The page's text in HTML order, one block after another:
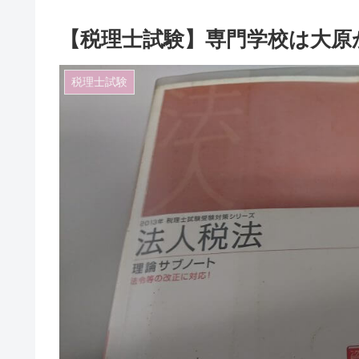
【税理士試験】専門学校は大
税理士試験